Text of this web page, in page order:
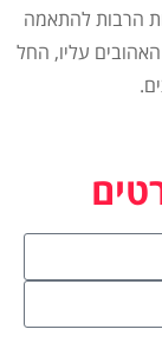
הרבות להתאמה
עליו, החל